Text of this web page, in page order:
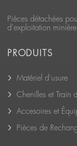
Pièces détachées
d'exploitation minière.
PRODUITS
Matériel d'usure
Chenilles et Train
Accesoires et
Pièces de